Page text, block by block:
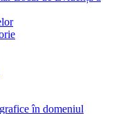
în domeniul